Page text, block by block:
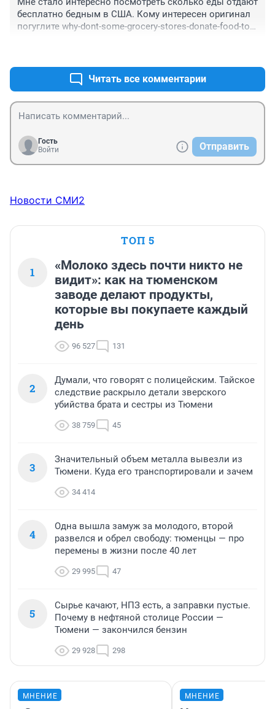
бесплатно бедным в США. Кому интересен оригинал
погуглите why-dont-some-grocery-stores-donate-food-to-
количество пожертвованных продуктов в год с 627
тысяч тон до одного миллиона двести пятьдесят
четыре тысяч тонн". Это одна организация хоть и
крупная. Что жертвуют. "В прошлом это были только
консервы и хлебобулочные изделия. Сейчас - овоши,
зелень, мясо и мясомолочные продукты".
Читать все комментарии
Гость
Войти
Отправить
Новости СМИ2
ТОП 5
1
«Молоко здесь почти никто не
видит»: как на тюменском
заводе делают продукты,
которые вы покупаете каждый
день
96 527 131
2
Думали, что говорят с полицейским. Тайское
следствие раскрыло детали зверского
убийства брата и сестры из Тюмени
38 759 45
3
Значительный объем металла вывезли из
Тюмени. Куда его транспортировали и зачем
34 414
4
Одна вышла замуж за молодого, второй
развелся и обрел свободу: тюменцы — про
перемены в жизни после 40 лет
29 995 47
5
Сырье качают, НПЗ есть, а заправки пустые.
Почему в нефтяной столице России —
Тюмени — закончился бензин
29 928 298
МНЕНИЕ МНЕНИЕ